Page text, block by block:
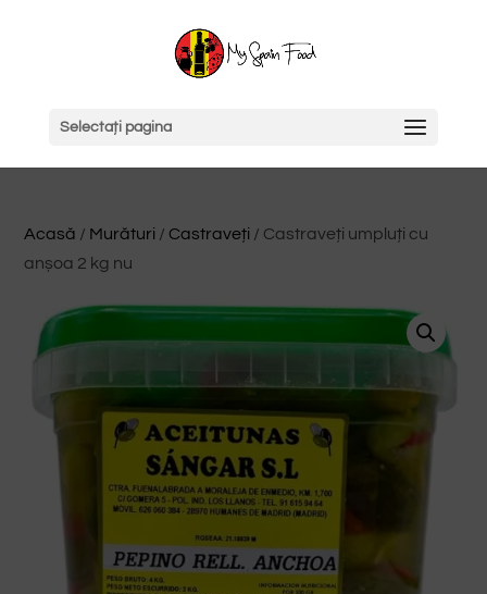
Selectați pagina
Acasă / Murături /Castraveți / Castraveți umpluți cu
anșoa 2 kg nu